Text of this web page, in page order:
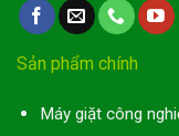
Sản phẩm chính
Máy giặt công